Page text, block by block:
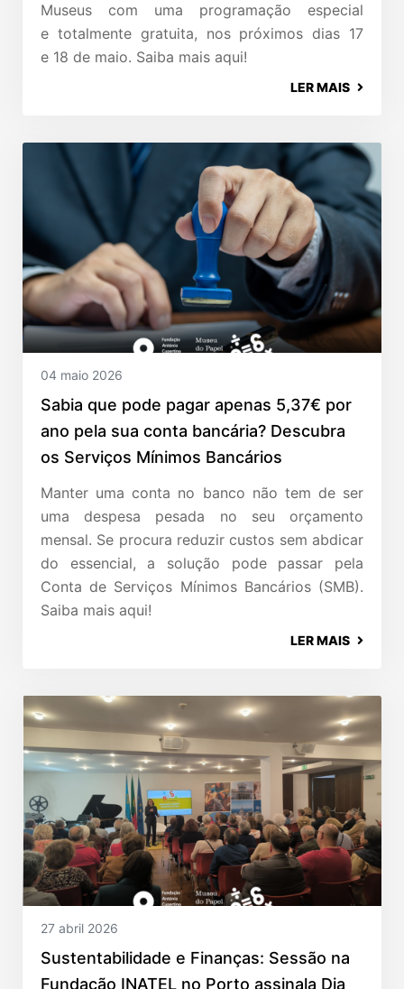
Museus com uma programação especial
e totalmente gratuita, nos próximos dias 17
e 18 de maio. Saiba mais aqui!
LER MAIS
04 maio 2026
Sabia que pode pagar apenas 5,37€ por
ano pela sua conta bancária? Descubra
os Serviços Mínimos Bancários
Manter uma conta no banco não tem de ser
uma despesa pesada no seu orçamento
mensal. Se procura reduzir custos sem abdicar
do essencial, a solução pode passar pela
Conta de Serviços Mínimos Bancários (SMB).
Saiba mais aqui!
LER MAIS
27 abril 2026
Sustentabilidade e Finanças: Sessão na
Fundação INATEL no Porto assinala Dia